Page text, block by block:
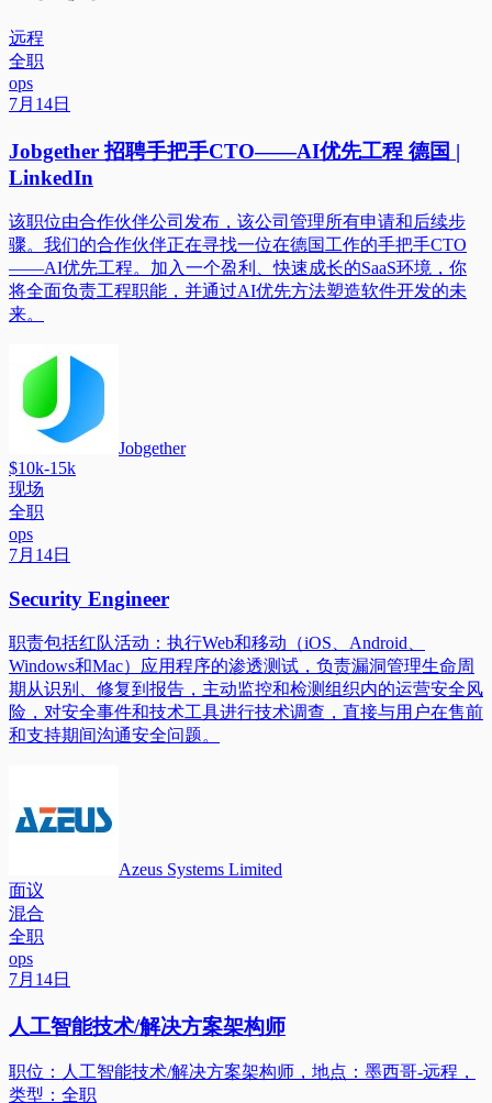
远程
全职
ops
7月14日
Jobgether 招聘手把手CTO——AI优先工程 德国 |
LinkedIn
该职位由合作伙伴公司发布，该公司管理所有申请和后续步
骤。我们的合作伙伴正在寻找一位在德国工作的手把手CTO
——AI优先工程。加入一个盈利、快速成长的SaaS环境，你
将全面负责工程职能，并通过AI优先方法塑造软件开发的未
来。
Jobgether
$10k-15k
现场
全职
ops
7月14日
Security Engineer
职责包括红队活动：执行Web和移动（iOS、Android、
Windows和Mac）应用程序的渗透测试，负责漏洞管理生命周
期从识别、修复到报告，主动监控和检测组织内的运营安全风
险，对安全事件和技术工具进行技术调查，直接与用户在售前
和支持期间沟通安全问题。
Azeus Systems Limited
面议
混合
全职
ops
7月14日
人工智能技术/解决方案架构师
职位：人工智能技术/解决方案架构师，地点：墨西哥-远程，
类型：全职